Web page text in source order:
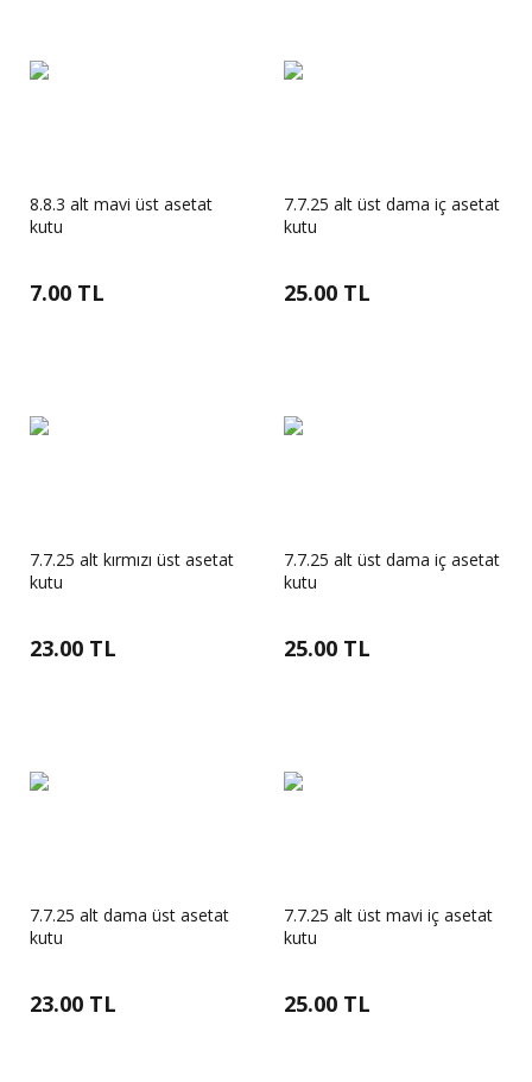
8.8.3 alt mavi üst asetat
kutu
7.00 TL
7.7.25 alt üst dama iç asetat
kutu
25.00 TL
7.7.25 alt kırmızı üst asetat
kutu
23.00 TL
7.7.25 alt üst dama iç asetat
kutu
25.00 TL
7.7.25 alt dama üst asetat
kutu
23.00 TL
7.7.25 alt üst mavi iç asetat
kutu
25.00 TL